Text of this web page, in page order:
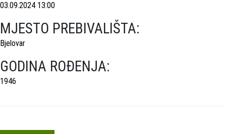
03.09.2024 13:00
MJESTO PREBIVALIŠTA:
Bjelovar
GODINA ROĐENJA:
1946